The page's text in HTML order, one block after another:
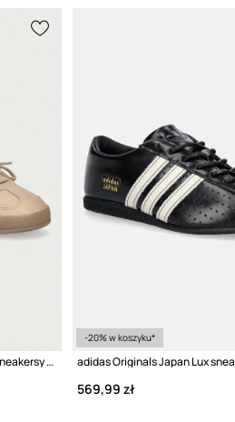
adidas Originals Gazelle Indoor sneakersy damskie nubukowe
-20% w koszyku*
569,99 zł